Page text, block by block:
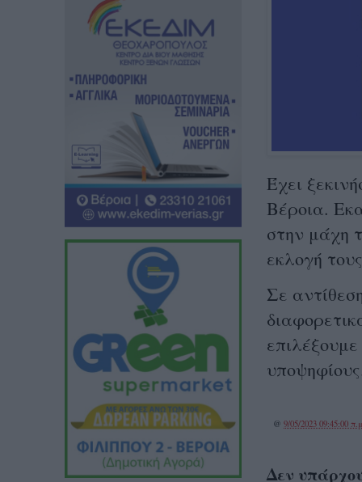
Έχει
Βέροια.
στην μάχη
εκλογή
Σε
@ 9/05/2023 09:45:00
Δεν